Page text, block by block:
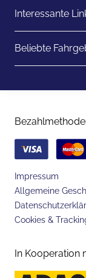
Interessante
Beliebte
Impressum
Allgemeine
Cookies &
In Kooperation